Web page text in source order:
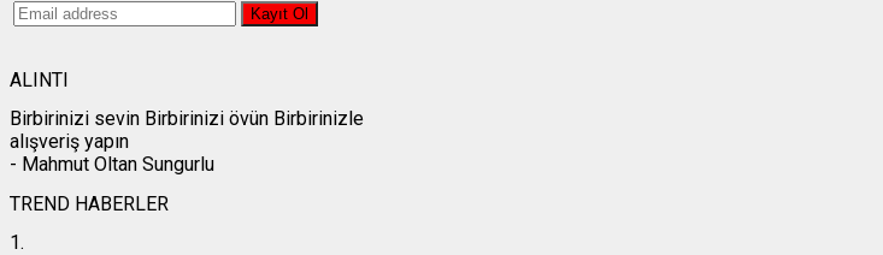
ALINTI
Birbirinizi sevin Birbirinizi övün Birbirinizle
alışveriş yapın
- Mahmut Oltan Sungurlu
TREND HABERLER
1.